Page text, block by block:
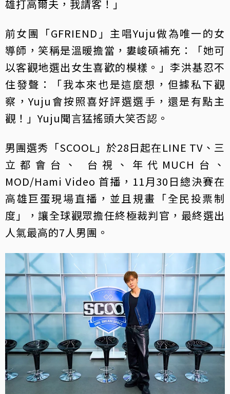
雄打高爾夫，我請客！」
前女團「GFRIEND」主唱Yuju做為唯一的女
導師，笑稱是溫暖擔當，婁峻碩補充：「她可
以客觀地選出女生喜歡的模樣。」李洪基忍不
住發聲：「我本來也是這麼想，但據私下觀
察，Yuju會按照喜好評選選手，還是有點主
觀！」Yuju聞言猛搖頭大笑否認。
男團選秀「SCOOL」於28日起在LINE TV、三
立都會台、 台視、年代MUCH台、
MOD/Hami Video 首播，11月30日總決賽在
高雄巨蛋現場直播，並且規畫「全民投票制
度」，讓全球觀眾擔任終極裁判官，最終選出
人氣最高的7人男團。